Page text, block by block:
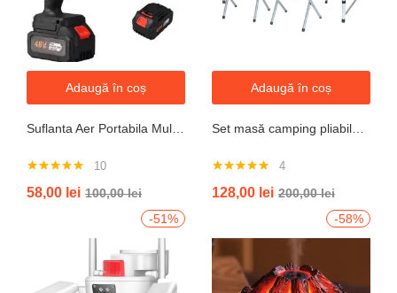
Adaugă în coș
Suflanta Aer Portabila Multifunctionala pentru uscare masina, zapada, apa, calculator, gratar, frunze si praf, 2 acumulatori inclusi 48V
4.90din 5
10
58,00 lei 100,00lei
Adaugă în coș
Set masă camping pliabilă cu 4 scaune jrh aluminiu ușor, reglabil pe înălțime, portabil pentru picnic, grătar, excursii, pescuit 120×60 cm
5.00din 5
4
128,00 lei 200,00lei
-51%
-58%